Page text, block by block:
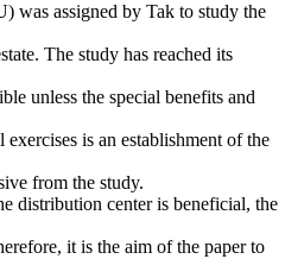
was assigned by Tak to study the
The study has reached its
unless the special benefits and
is an establishment of the
from the study.
distribution center is beneficial, the
it is the aim of the paper to